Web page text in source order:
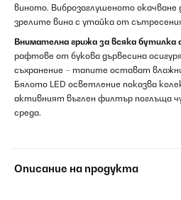
виното. Виброзаглушеното окачване
зрелите вина с утайка от
Внимателна грижа за всяка бутилка
рафтове от букова дървесина
съхранение – тапите остават
Бялото LED осветление показва
активният въглен филтър поглъща
среда.
Описание на продукта